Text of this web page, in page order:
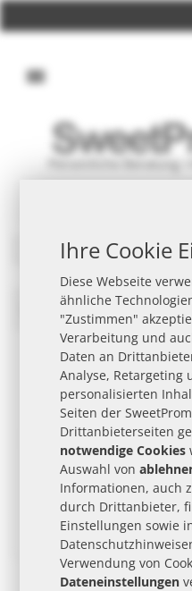
Ihre Cookie
Diese Webseite
ähnliche
"Zustimmen"
Verarbeitung und
Daten an
Analyse, Retargeting
personalisierten
Seiten der
Drittanbieterseiten
notwendige Cookies
Auswahl von
Informationen, auch
durch Drittanbieter,
Einstellungen sowie
Verwendung von
Dateneinstellungen
Persönliche Beratung
Werther´s Original Werbeartikel
Appbox Werther's Original Bonbons mit Wunschbedruckung
2,40 €| ab 15 Arb.-Tg. | ab 264 Stk.